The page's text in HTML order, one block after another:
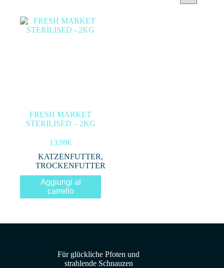
Categorie prodotto
Filtro
FRESH MARKET
STERILISED – 2KG
13,99€
KATZENFUTTER,
TROCKENFUTTER
Aggiungi al
carrello
Für glückliche Pfoten und
strahlende Schnauzen